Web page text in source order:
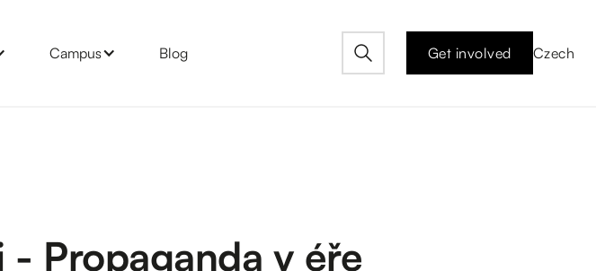
Campus Blog Get involved Czech
Propaganda v éře